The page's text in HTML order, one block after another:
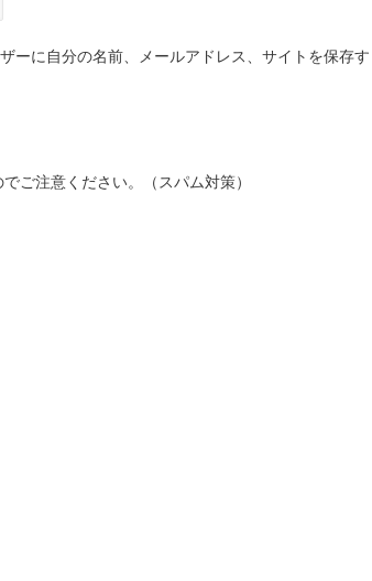
ーに自分の名前、メールアドレス、サイトを保存す
ご注意ください。（スパム対策）